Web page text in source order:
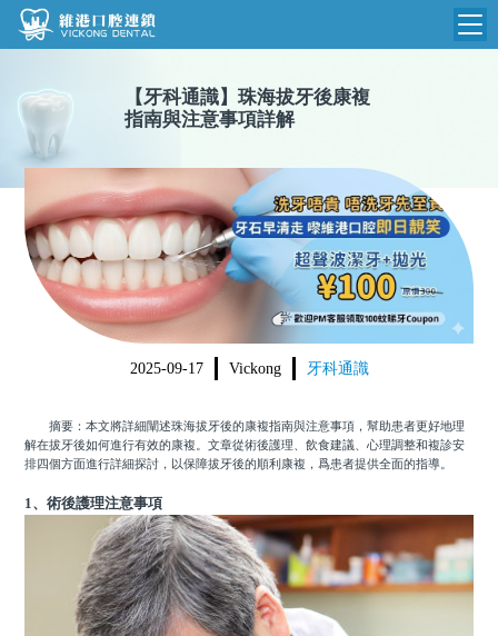
維港首頁
品牌介紹
環境設備
醫院新聞
收費標準
N
收費總表
植牙收費
根管收費
美學收費
箍牙收費
醫生團隊
門診時間
【 牙科通識】 珠海拔牙後康複
指南與注意事項詳解
2025-09-17 Vickong 牙科通識
摘要：本文將詳細闡述珠海拔牙後的康複指南與注意事項，幫助患者更好地理
解在拔牙後如何進行有效的康複。文章從術後護理、飲食建議、心理調整和複診安
排四個方面進行詳細探討，以保障拔牙後的順利康複，爲患者提供全面的指導。
1、術後護理注意事項